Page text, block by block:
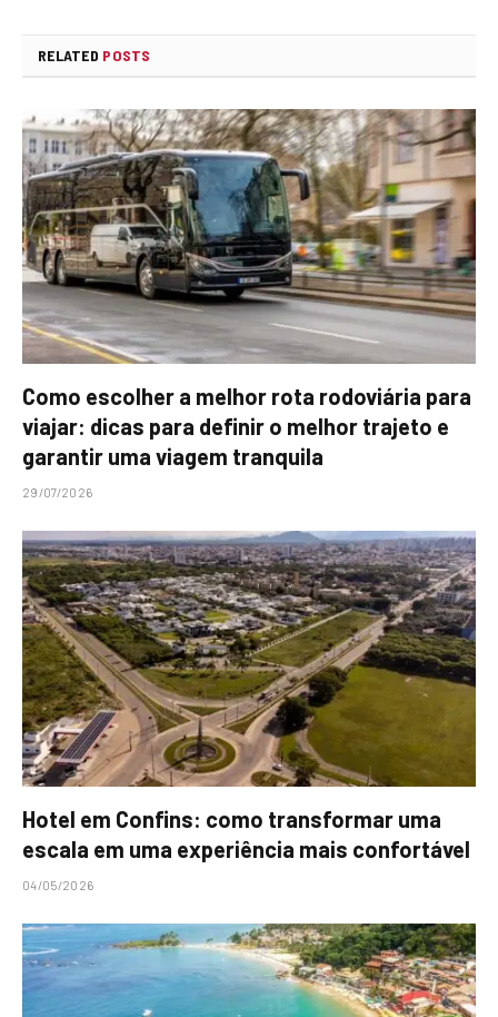
RELATED POSTS
Como escolher a melhor rota rodoviária para
viajar: dicas para definir o melhor trajeto e
garantir uma viagem tranquila
29/07/2026
Hotel em Confins: como transformar uma
escala em uma experiência mais confortável
04/05/2026